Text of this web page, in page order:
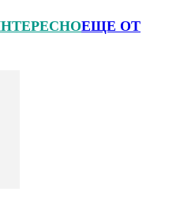
ЕЩЕ ОТ